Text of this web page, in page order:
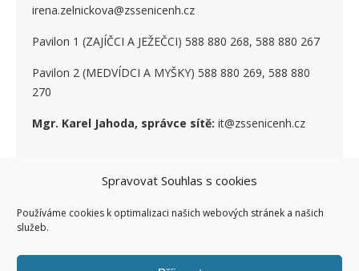
Spravovat Souhlas s cookies
Používáme cookies k optimalizaci našich webových stránek a našich
služeb.
irena.zelnickova@zssenicenh.cz
Pavilon 1 (ZAJÍČCI A JEŽEČCI) 588 880 268, 588 880 267
Pavilon 2 (MEDVÍDCI A MYŠKY) 588 880 269, 588 880
270
Mgr. Karel Jahoda, správce sítě: it@zssenicenh.cz
SOCIÁLNÍ SÍTĚ